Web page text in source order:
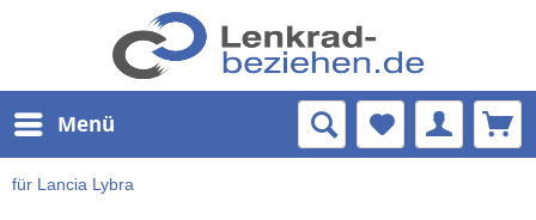
Menü
für Lancia Lybra